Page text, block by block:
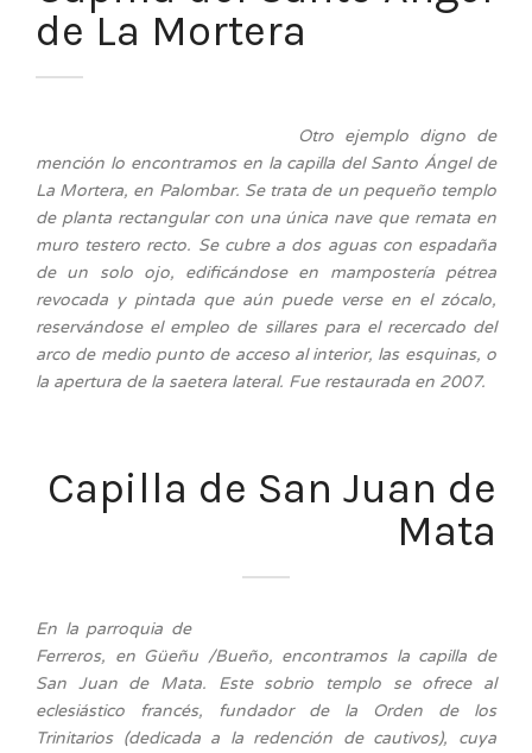
de La Mortera
Otro ejemplo digno de
mención lo encontramos en la capilla del Santo Ángel de
La Mortera, en Palombar. Se trata de un pequeño templo
de planta rectangular con una única nave que remata en
muro testero recto. Se cubre a dos aguas con espadaña
de un solo ojo, edificándose en mampostería pétrea
revocada y pintada que aún puede verse en el zócalo,
reservándose el empleo de sillares para el recercado del
arco de medio punto de acceso al interior, las esquinas, o
la apertura de la saetera lateral. Fue restaurada en 2007.
Capilla de San Juan de
Mata
En la parroquia de
Ferreros, en Güeñu /Bueño, encontramos la capilla de
San Juan de Mata. Este sobrio templo se ofrece al
eclesiástico francés, fundador de la Orden de los
Trinitarios (dedicada a la redención de cautivos), cuya